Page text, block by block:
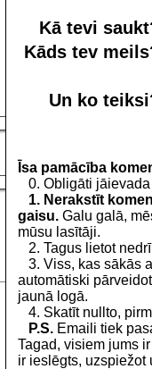
Kā tevi
Kāds tev
Un ko
Īsa pamācība
0. Obligāti jāievada
1. Nerakstīt
gaisu. Galu galā,
mūsu lasītāji.
2. Tagus lietot
3. Viss, kas sākās
automātiski
jaunā logā.
4. Skatīt nullto,
P.S. Emaili tiek
Tagad, visiem jums
ir ieslēgts, uzspiežot